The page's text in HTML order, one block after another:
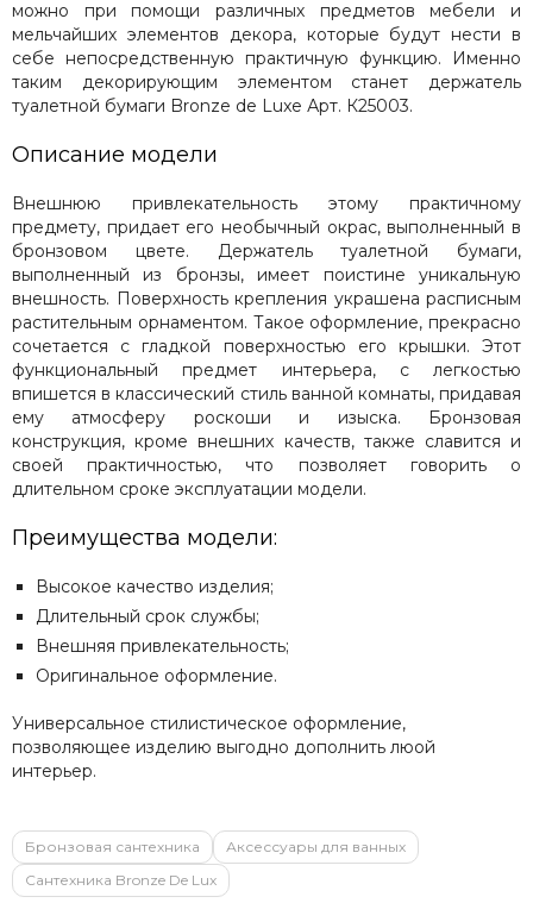
можно при помощи различных предметов мебели и
мельчайших элементов декора, которые будут нести в
себе непосредственную практичную функцию. Именно
таким декорирующим элементом станет держатель
туалетной бумаги Bronze de Luxe Арт. К25003.
Описание модели
Внешнюю привлекательность этому практичному
предмету, придает его необычный окрас, выполненный в
бронзовом цвете. Держатель туалетной бумаги,
выполненный из бронзы, имеет поистине уникальную
внешность. Поверхность крепления украшена расписным
растительным орнаментом. Такое оформление, прекрасно
сочетается с гладкой поверхностью его крышки. Этот
функциональный предмет интерьера, с легкостью
впишется в классический стиль ванной комнаты, придавая
ему атмосферу роскоши и изыска. Бронзовая
конструкция, кроме внешних качеств, также славится и
своей практичностью, что позволяет говорить о
длительном сроке эксплуатации модели.
Преимущества модели:
Высокое качество изделия;
Длительный срок службы;
Внешняя привлекательность;
Оригинальное оформление.
Универсальное стилистическое оформление,
позволяющее изделию выгодно дополнить люой
интерьер.
Бронзовая сантехника
Аксессуары для ванных
Сантехника Bronze De Lux